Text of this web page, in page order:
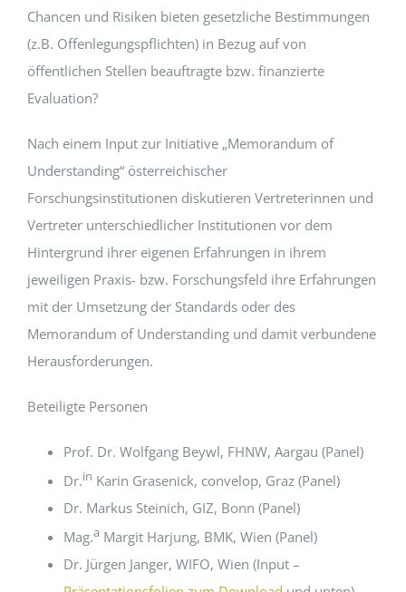
Chancen und Risiken bieten gesetzliche Bestimmungen
(z.B. Offenlegungspflichten) in Bezug auf von
öffentlichen Stellen beauftragte bzw. finanzierte
Evaluation?
Nach einem Input zur Initiative „Memorandum of
Understanding“ österreichischer
Forschungsinstitutionen diskutieren Vertreterinnen und
Vertreter unterschiedlicher Institutionen vor dem
Hintergrund ihrer eigenen Erfahrungen in ihrem
jeweiligen Praxis- bzw. Forschungsfeld ihre Erfahrungen
mit der Umsetzung der Standards oder des
Memorandum of Understanding und damit verbundene
Herausforderungen.
Beteiligte Personen
Prof. Dr. Wolfgang Beywl, FHNW, Aargau (Panel)
Dr.in Karin Grasenick, convelop, Graz (Panel)
Dr. Markus Steinich, GIZ, Bonn (Panel)
Mag.a Margit Harjung, BMK, Wien (Panel)
Dr. Jürgen Janger, WIFO, Wien (Input –